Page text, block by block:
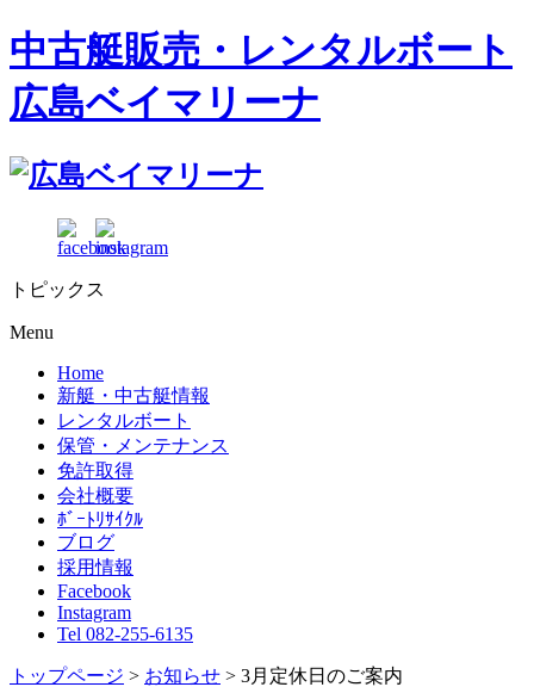
中古艇販売・レンタルボート
広島ベイマリーナ
トピックス
Menu
Home
新艇・中古艇情報
レンタルボート
保管・メンテナンス
免許取得
会社概要
ﾎﾞｰﾄﾘｻｲｸﾙ
ブログ
採用情報
Facebook
Instagram
Tel 082-255-6135
トップページ > お知らせ > 3月定休日のご案内